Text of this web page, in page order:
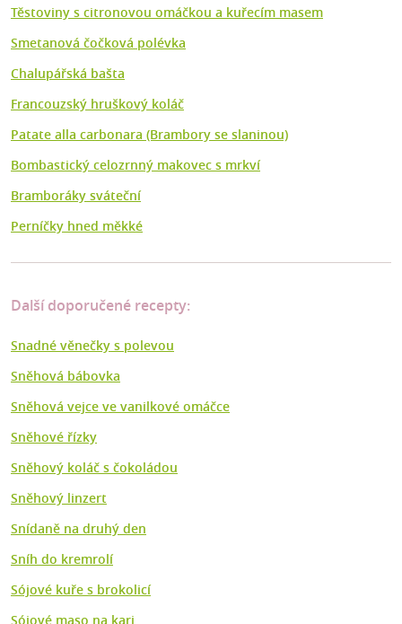
Těstoviny s citronovou omáčkou a kuřecím masem
Smetanová čočková polévka
Chalupářská bašta
Francouzský hruškový koláč
Patate alla carbonara (Brambory se slaninou)
Bombastický celozrnný makovec s mrkví
Bramboráky sváteční
Perníčky hned měkké
Další doporučené recepty:
Snadné věnečky s polevou
Sněhová bábovka
Sněhová vejce ve vanilkové omáčce
Sněhové řízky
Sněhový koláč s čokoládou
Sněhový linzert
Snídaně na druhý den
Sníh do kremrolí
Sójové kuře s brokolicí
Sójové maso na kari